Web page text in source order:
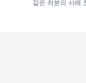
같은 처분의 사례